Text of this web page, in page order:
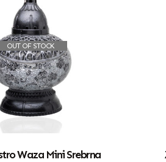
OUT OF STOCK
Waza Mini Srebrna